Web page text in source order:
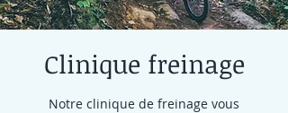
Clinique freinage
Notre clinique de freinage vous